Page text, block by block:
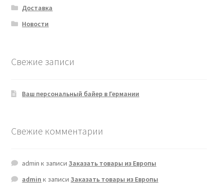
Доставка
Новости
Свежие записи
Ваш персональный байер в Германии
Свежие комментарии
admin к записиЗаказать товары из Европы
admin к записиЗаказать товары из Европы